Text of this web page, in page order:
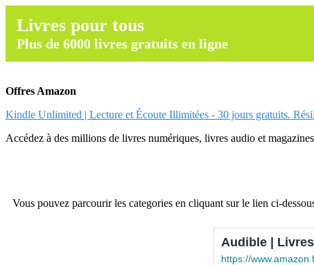
Livres pour tous
Plus de 6000 livres gratuits en ligne
Offres Amazon
Kindle Unlimited | Lecture et Écoute Illimitées - 30 jours gratuits.
Accédez à des millions de livres numériques, livres audio et
Vous pouvez parcourir les categories en cliquant sur le lien ci-
Audible |
https://